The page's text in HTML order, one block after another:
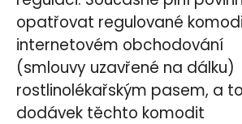
y
v
ý
p
i
s
u
opatřovat regulované
internetovém obchodování
(smlouvy uzavřené na dálku)
rostlinolékařským pasem, a
dodávek těchto komodit